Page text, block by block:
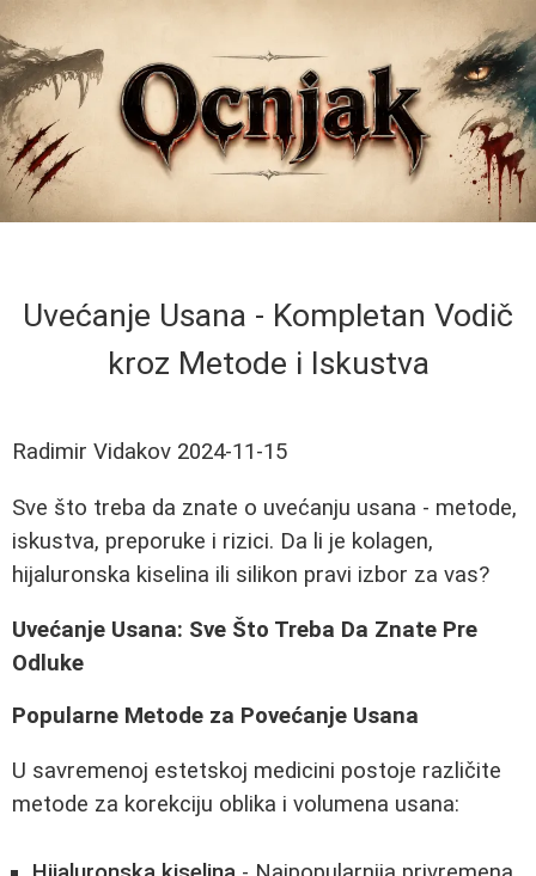
Uvećanje Usana - Kompletan Vodič
kroz Metode i Iskustva
Radimir Vidakov 2024-11-15
Sve što treba da znate o uvećanju usana - metode,
iskustva, preporuke i rizici. Da li je kolagen,
hijaluronska kiselina ili silikon pravi izbor za vas?
Uvećanje Usana: Sve Što Treba Da Znate Pre
Odluke
Popularne Metode za Povećanje Usana
U savremenoj estetskoj medicini postoje različite
metode za korekciju oblika i volumena usana: